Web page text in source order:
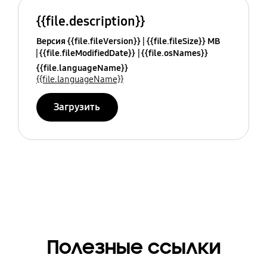
{{file.description}}
Версия {{file.fileVersion}} {{file.fileSize}} MB
{{file.fileModifiedDate}} {{file.osNames}}
{{file.languageName}}
{{file.languageName}}
Загрузить
Полезные ссылки